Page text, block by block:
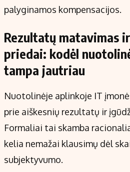
palyginamos kompensacijos.
Rezultatų matavimas
priedai: kodėl
tampa jautriau
Nuotolinėje aplinkoje IT
prie aiškesnių rezultatų ir
Formaliai tai skamba
kelia nemažai klausimų dėl
subjektyvumo.